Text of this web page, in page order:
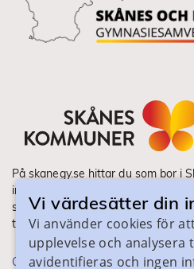
På skanegy.se hittar du som bor i
information om ditt gymnasieval.
som finns och hur ansökan och
tillhandahålls av Skånes
Om webbplatsen
Vi värdesätter din
Vi använder cookies för
upplevelse och analysera
avidentifieras och ingen